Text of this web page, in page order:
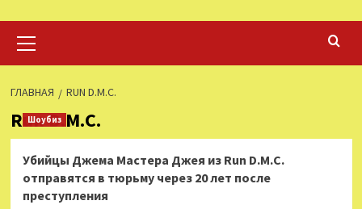
меню
ГЛАВНАЯ RUN D.M.C.
Run D.M.C.
Шоубиз
Убийцы Джема Мастера Джея из Run D.M.C.
отправятся в тюрьму через 20 лет после
преступления